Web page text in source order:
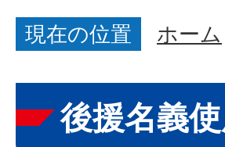
現在の位置 ホーム
後援名義